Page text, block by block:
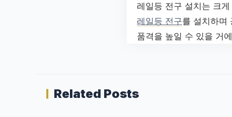
레일등 전구 설치는 크
레일등 전구를 설치하며
품격을 높일 수 있을 거
Related Posts